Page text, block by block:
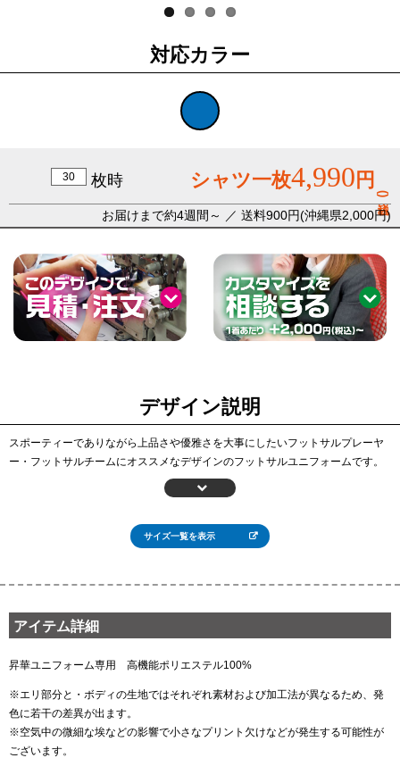
対応カラー
枚時 シャツ一枚4,990 円
(税込)
お届けまで約4週間～ ／ 送料900円(沖縄県2,000円)
デザイン説明
スポーティーでありながら上品さや優雅さを大事にしたいフットサルプレーヤ
ー・フットサルチームにオススメなデザインのフットサルユニフォームです。
チーム名や番号を邪魔しないよう、サイドにバランス良く配置された波のよう
な曲線が上品さとオシャレさを演出しています。
です。そして、番号やチーム名などのプリントカラーにはゴールドや白といっ
積極的にユニフォームデザインに取り入れたことで、「曲線デザイン＝スポー
ティー」というイメージが日本国内に定着しました。
たこのデザイン。毎日意欲的にフットサルに励むフットサラーの勝負フットサ
がある人は、お気軽にご相談ください！
サイズ一覧を表示
アイテム詳細
昇華ユニフォーム専用 高機能ポリエステル100%
※エリ部分と・ボディの生地ではそれぞれ素材および加工法が異なるため、発
色に若干の差異が出ます。
※空気中の微細な埃などの影響で小さなプリント欠けなどが発生する可能性が
ございます。